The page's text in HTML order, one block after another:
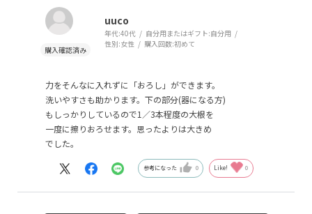
uuco
年代:40代 自分用またはギフト:自分用
性別:女性 購入回数:初めて
力をそんなに入れずに「おろし」ができます。
洗いやすさも助かります。下の部分(器になる方)
もしっかりしているので1／3本程度の大根を
一度に擦りおろせます。思ったよりは大きめ
でした。
参考になった 0 Like! 0